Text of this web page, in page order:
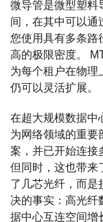
微导管是微型塑料
间，在其中可以通
您使用具有多条路
高的极限密度。
为每个租户在物理
仍可以灵活扩展。
在超大规模数据中
为网络领域的重要
案，并已开始连接
但同时，这也带来
了几芯光纤，而是
决的事实：高光纤
据中心互连空间增